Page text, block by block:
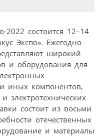
2022 состоится 12–14
Экспо». Ежегодно
широкий
и оборудования для
иных компонентов,
электротехнических
состоит из восьми
отечественных
и материалы